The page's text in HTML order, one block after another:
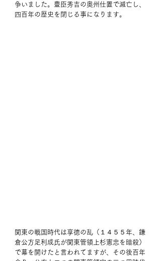
争いました。豊臣秀吉の奥州仕置で滅亡し、
四百年の歴史を閉じる事になります。
関東の戦国時代は享徳の乱（１４５５年、鎌
倉公方足利成氏が関東管領上杉憲忠を暗殺）
で幕を開けたと言われてますが、その後百年